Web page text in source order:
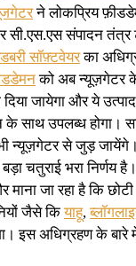
ने लोकप्रिय
सी.एस.एस संपादन तंत्र
सॉफ़्टवेयरका
को अब न्यूज़गेटर
दिया जायेगा और ये
साथ उपलब्ध होगा।
न्यूज़गेटर से जुड़ जायेंगे।
बड़ा चतुराई भरा
माना जा रहा है कि
जैसे कियाहू,
इस अधिग्रहण के बारे